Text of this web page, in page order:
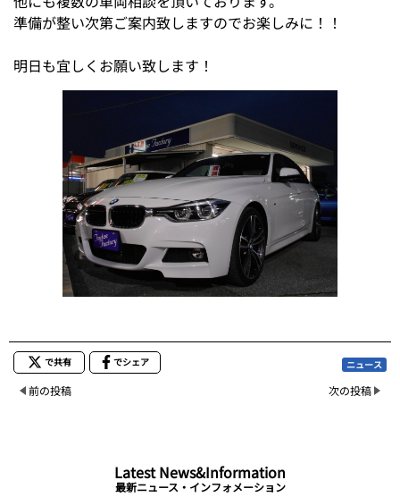
準備が整い次第ご案内致しますのでお楽しみに！！
明日も宜しくお願い致します！
で共有 でシェア ニュース
前の投稿 次の投稿
Latest News&Information
最新ニュース・インフォメーション